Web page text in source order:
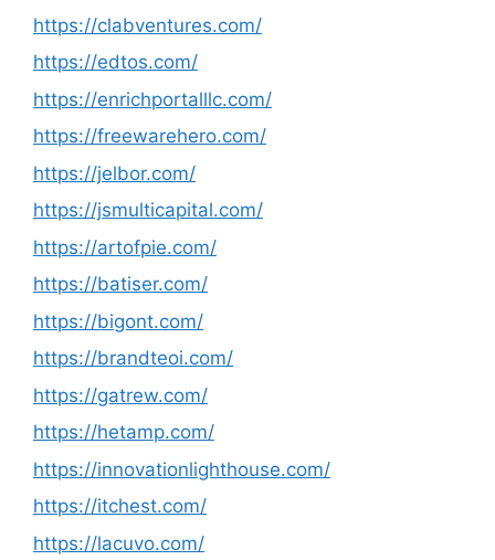
https://clabventures.com/
https://edtos.com/
https://enrichportalllc.com/
https://freewarehero.com/
https://jelbor.com/
https://jsmulticapital.com/
https://artofpie.com/
https://batiser.com/
https://bigont.com/
https://brandteoi.com/
https://gatrew.com/
https://hetamp.com/
https://innovationlighthouse.com/
https://itchest.com/
https://lacuvo.com/